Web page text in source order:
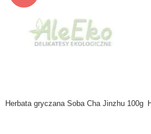
Herbata gryczana Soba Cha Jinzhu 100g